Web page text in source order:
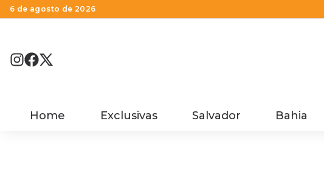
6 de agosto de 2026
Home Exclusivas Salvador Bahia